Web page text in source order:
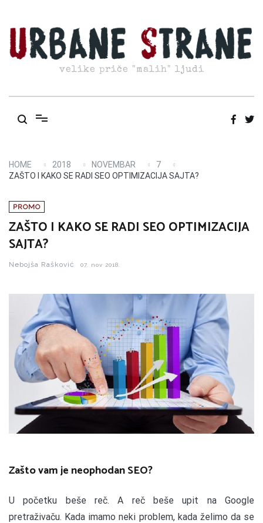
content
velike priče "malih" ljudi
HOME 2018 NOVEMBAR
7
ZAŠTO I KAKO SE RADI SEO OPTIMIZACIJA SAJTA?
PROMO
ZAŠTO I KAKO SE RADI SEO OPTIMIZACIJA
SAJTA?
Nebojša Rašković 07. nov 2018.
Zašto vam je neophodan SEO?
U početku beše reč. A reč beše upit na Google
pretraživaču. Kada imamo neki problem, kada želimo da se